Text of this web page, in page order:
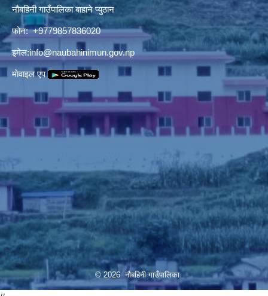
नौबहिनी गाउँपालिका बाहाने प्युठान
फोन: +9779857836020
इमेल:info@naubahinimun.gov.np
माेवाइल एप
© 2026 नौबहिनी गाउँपालिका